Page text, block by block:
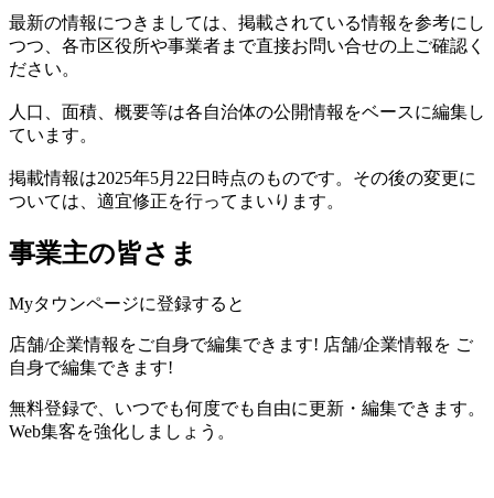
最新の情報につきましては、掲載されている情報を参考にし
つつ、各市区役所や事業者まで直接お問い合せの上ご確認く
ださい。
人口、面積、概要等は各自治体の公開情報をベースに編集し
ています。
掲載情報は2025年5月22日時点のものです。その後の変更に
ついては、適宜修正を行ってまいります。
事業主の皆さま
Myタウンページに登録すると
店舗/企業情報をご自身で編集できます! 店舗/企業情報を ご
自身で編集できます!
無料登録で、いつでも何度でも自由に更新・編集できます。
Web集客を強化しましょう。